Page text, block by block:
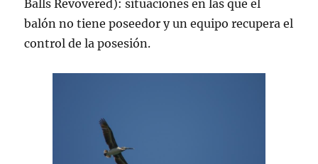
Balls Revovered): situaciones en las que el
balón no tiene poseedor y un equipo recupera el
control de la posesión.